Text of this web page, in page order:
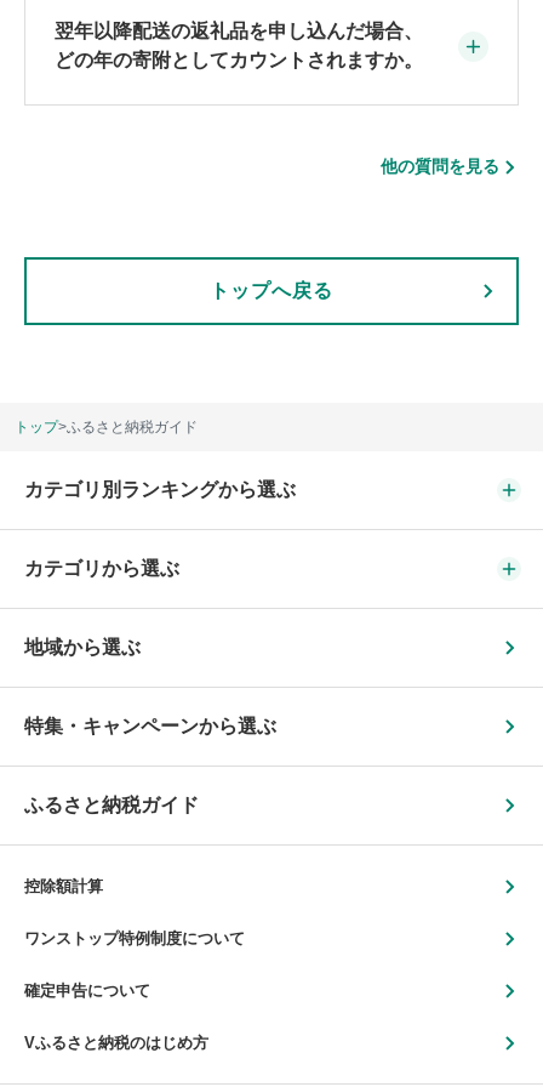
一般的に6月頃を目途に自治体より送付されます。
翌年以降配送の返礼品を申し込んだ場合、
どの年の寄附としてカウントされますか。
他の質問を見る
トップへ戻る
トップ>ふるさと納税ガイド
カテゴリ別ランキングから選ぶ
カテゴリから選ぶ
地域から選ぶ
特集・キャンペーンから選ぶ
ふるさと納税ガイド
控除額計算
ワンストップ特例制度について
確定申告について
Vふるさと納税のはじめ方